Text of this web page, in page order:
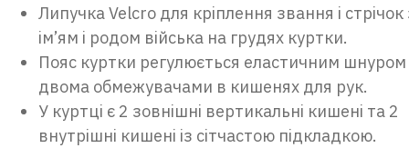
Липучка Velcro для кріплення звання і стрічок
ім’ям і родом війська на грудях куртки.
Пояс куртки регулюється еластичним шнуром
двома обмежувачами в кишенях для рук.
У куртці є 2 зовнішні вертикальні кишені та 2
внутрішні кишені із сітчастою підкладкою.